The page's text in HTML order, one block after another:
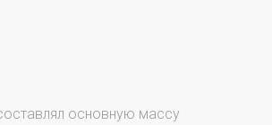
основную массу